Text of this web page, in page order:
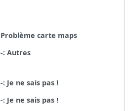
Problème carte maps
-: Autres
-: Je ne sais pas !
-: Je ne sais pas !